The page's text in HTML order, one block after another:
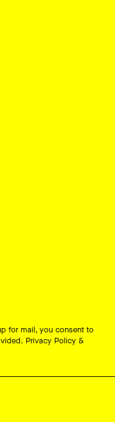
for mail, you consent to
Privacy Policy &